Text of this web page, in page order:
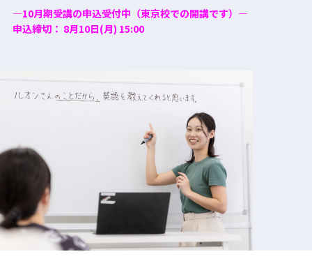
—10月期受講の申込受付中（東京校での開講です）—
申込締切： 8月10日(月) 15:00